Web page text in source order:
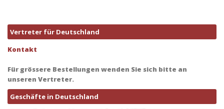
Vertreter für Deutschland
Kontakt
Für grössere Bestellungen wenden Sie sich bitte an
unseren Vertreter.
Geschäfte in Deutschland